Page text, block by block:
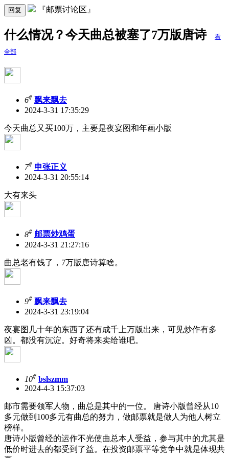
回复 『邮票讨论区』
什么情况？今天曲总被塞了7万版唐诗 看
全部
6# 飘来飘去
2024-3-31 17:35:29
今天曲总又买100万，主要是夜宴图和年画小版
7# 申张正义
2024-3-31 20:55:14
大有来头
8# 邮票炒鸡蛋
2024-3-31 21:27:16
曲总老有钱了，7万版唐诗算啥。
9# 飘来飘去
2024-3-31 23:19:04
夜宴图几十年的东西了还有成千上万版出来，可见炒作有多
凶。都没有沉淀。好奇将来卖给谁吧。
10# bslszmm
2024-4-3 15:37:03
邮市需要领军人物，曲总是其中的一位。 唐诗小版曾经从10
多元做到100多元有曲总的努力，做邮票就是做人为他人树立
榜样。
唐诗小版曾经的运作不光使曲总本人受益，参与其中的尤其是
低价时进去的都受到了益。在投资邮票平等竞争中就是体现共